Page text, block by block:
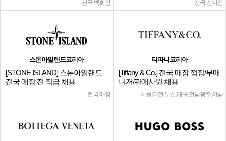
전국 백화점 전국 전지점
스톤아일랜드코리아
[STONE ISLAND] 스톤아일랜드
전국 매장 전 직급 채용
전국 매장
티파니코리아
[Tiffany & Co.] 전국 매장 점장/부매
니저/판매사원 채용
서울,대전,부산,대구,전남광주,하남